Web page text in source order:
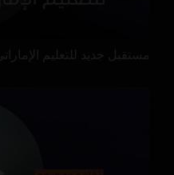
مستقبل جديد للتعليم الإماراتي